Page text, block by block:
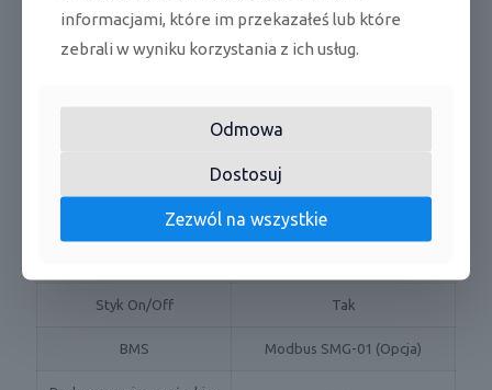
Funkcja I-Feel
Możliwość odczytu
temperatury z pilota
Ilość biegów wentylatora
Przewodowy (XK117)
/bezprzewodowy (YAP1F6)
Możliwość podłączenia
Styk On/Off Tak
BMS Modbus SMG-01 (Opcja)
informacjami, które im przekazałeś lub które
zebrali w wyniku korzystania z ich usług.
Odmowa
Dostosuj
Zezwól na wszystkie